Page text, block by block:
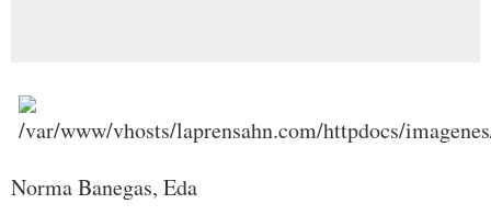
Norma Banegas, Eda